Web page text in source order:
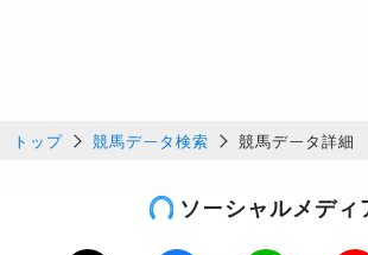
トップ 競馬データ検索 競馬データ詳細
ソーシャルメディ